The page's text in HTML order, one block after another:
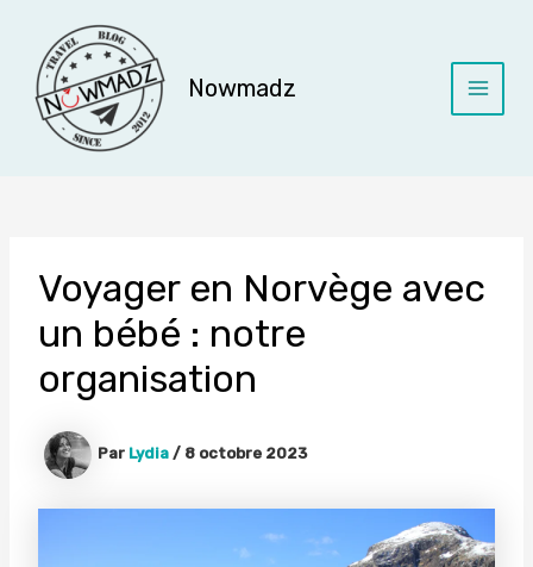
contenu
Nowmadz
Main
Voyager en Norvège avec
un bébé : notre
organisation
Par Lydia / 8 octobre 2023